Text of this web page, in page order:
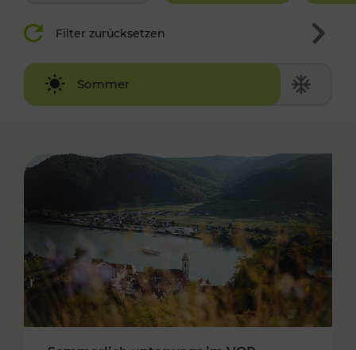
Filter zurücksetzen
Sommer
Winter